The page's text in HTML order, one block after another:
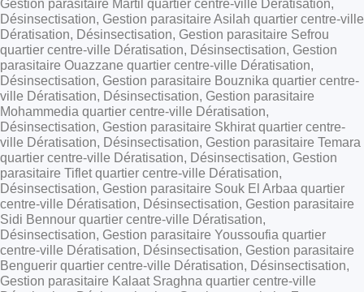
Gestion parasitaire Martil quartier centre-ville Dératisation,
Désinsectisation, Gestion parasitaire Asilah quartier centre-ville
Dératisation, Désinsectisation, Gestion parasitaire Sefrou
quartier centre-ville Dératisation, Désinsectisation, Gestion
parasitaire Ouazzane quartier centre-ville Dératisation,
Désinsectisation, Gestion parasitaire Bouznika quartier centre-
ville Dératisation, Désinsectisation, Gestion parasitaire
Mohammedia quartier centre-ville Dératisation,
Désinsectisation, Gestion parasitaire Skhirat quartier centre-
ville Dératisation, Désinsectisation, Gestion parasitaire Temara
quartier centre-ville Dératisation, Désinsectisation, Gestion
parasitaire Tiflet quartier centre-ville Dératisation,
Désinsectisation, Gestion parasitaire Souk El Arbaa quartier
centre-ville Dératisation, Désinsectisation, Gestion parasitaire
Sidi Bennour quartier centre-ville Dératisation,
Désinsectisation, Gestion parasitaire Youssoufia quartier
centre-ville Dératisation, Désinsectisation, Gestion parasitaire
Benguerir quartier centre-ville Dératisation, Désinsectisation,
Gestion parasitaire Kalaat Sraghna quartier centre-ville